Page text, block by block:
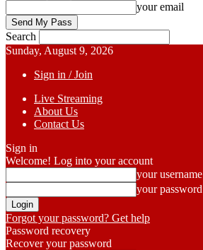
your email
Search
Sunday, August 9, 2026
Sign in / Join
Live Streaming
About Us
Contact Us
Sign in
Welcome! Log into your account
your username
your password
Forgot your password? Get help
Password recovery
Recover your password